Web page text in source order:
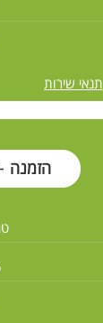
תנאי שירות
הזמנה